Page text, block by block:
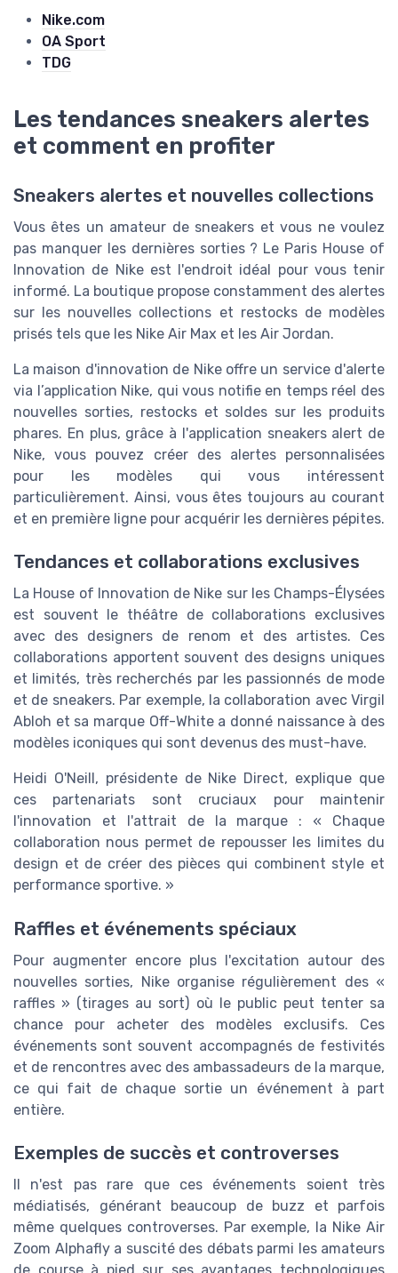
Nike.com
OA Sport
TDG
Les tendances sneakers alertes
et comment en profiter
Sneakers alertes et nouvelles collections
Vous êtes un amateur de sneakers et vous ne voulez
pas manquer les dernières sorties ? Le Paris House of
Innovation de Nike est l'endroit idéal pour vous tenir
informé. La boutique propose constamment des alertes
sur les nouvelles collections et restocks de modèles
prisés tels que les Nike Air Max et les Air Jordan.
La maison d'innovation de Nike offre un service d'alerte
via l’application Nike, qui vous notifie en temps réel des
nouvelles sorties, restocks et soldes sur les produits
phares. En plus, grâce à l'application sneakers alert de
Nike, vous pouvez créer des alertes personnalisées
pour les modèles qui vous intéressent
particulièrement. Ainsi, vous êtes toujours au courant
et en première ligne pour acquérir les dernières pépites.
Tendances et collaborations exclusives
La House of Innovation de Nike sur les Champs-Élysées
est souvent le théâtre de collaborations exclusives
avec des designers de renom et des artistes. Ces
collaborations apportent souvent des designs uniques
et limités, très recherchés par les passionnés de mode
et de sneakers. Par exemple, la collaboration avec Virgil
Abloh et sa marque Off-White a donné naissance à des
modèles iconiques qui sont devenus des must-have.
Heidi O'Neill, présidente de Nike Direct, explique que
ces partenariats sont cruciaux pour maintenir
l'innovation et l'attrait de la marque : « Chaque
collaboration nous permet de repousser les limites du
design et de créer des pièces qui combinent style et
performance sportive. »
Raffles et événements spéciaux
Pour augmenter encore plus l'excitation autour des
nouvelles sorties, Nike organise régulièrement des «
raffles » (tirages au sort) où le public peut tenter sa
chance pour acheter des modèles exclusifs. Ces
événements sont souvent accompagnés de festivités
et de rencontres avec des ambassadeurs de la marque,
ce qui fait de chaque sortie un événement à part
entière.
Exemples de succès et controverses
Il n'est pas rare que ces événements soient très
médiatisés, générant beaucoup de buzz et parfois
même quelques controverses. Par exemple, la Nike Air
Zoom Alphafly a suscité des débats parmi les amateurs